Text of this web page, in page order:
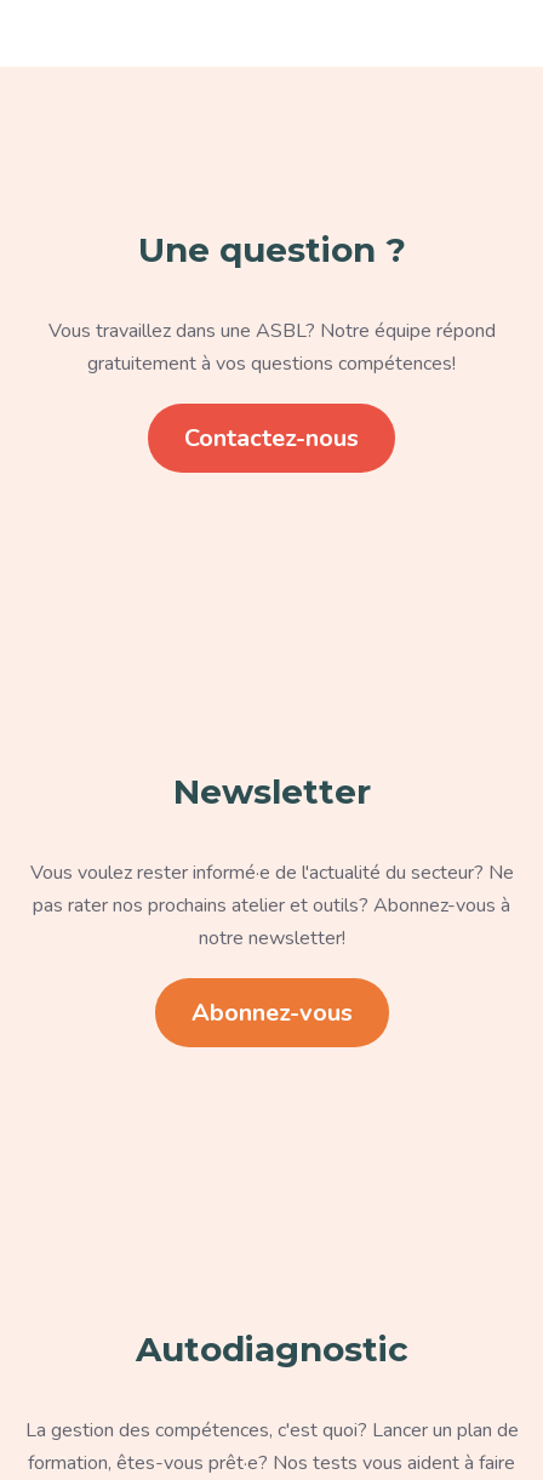
Une question ?
Vous travaillez dans une ASBL? Notre équipe répond
gratuitement à vos questions compétences!
Contactez-nous
Newsletter
Vous voulez rester informé·e de l'actualité du secteur? Ne
pas rater nos prochains atelier et outils? Abonnez-vous à
notre newsletter!
Abonnez-vous
Autodiagnostic
La gestion des compétences, c'est quoi? Lancer un plan de
formation, êtes-vous prêt·e? Nos tests vous aident à faire